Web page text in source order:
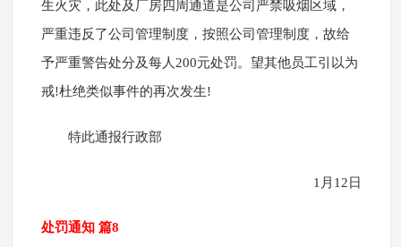
生火灾，此处及厂房四周通道是公司严禁吸烟区域，
严重违反了公司管理制度，按照公司管理制度，故给
予严重警告处分及每人200元处罚。望其他员工引以为
戒!杜绝类似事件的再次发生!
特此通报行政部
1月12日
处罚通知 篇8